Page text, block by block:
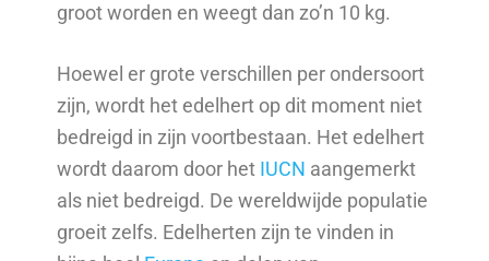
groot worden en weegt dan zo’n 10 kg.
Hoewel er grote verschillen per ondersoort
zijn, wordt het edelhert op dit moment niet
bedreigd in zijn voortbestaan. Het edelhert
wordt daarom door het IUCN aangemerkt
als niet bedreigd. De wereldwijde populatie
groeit zelfs. Edelherten zijn te vinden in